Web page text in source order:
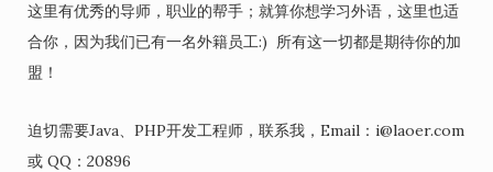
这里有优秀的导师，职业的帮手；就算你想学习外语，这里也适
合你，因为我们已有一名外籍员工:) 所有这一切都是期待你的加
盟！
迫切需要Java、PHP开发工程师，联系我，Email：i@laoer.com
或 QQ：20896